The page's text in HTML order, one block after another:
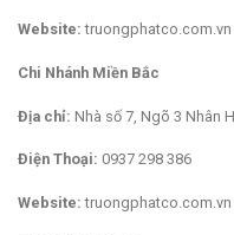
Website: truongphatco.com.vn
Chi Nhánh Miền Bắc
Địa chỉ: Nhà số 7, Ngõ 3 Nhân
Điện Thoại: 0937 298 386
Website: truongphatco.com.vn